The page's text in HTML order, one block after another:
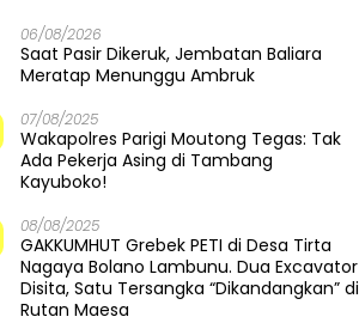
06/08/2026
Saat Pasir Dikeruk, Jembatan Baliara
Meratap Menunggu Ambruk
07/08/2025
Wakapolres Parigi Moutong Tegas: Tak
Ada Pekerja Asing di Tambang
Kayuboko!
08/08/2025
GAKKUMHUT Grebek PETI di Desa Tirta
Nagaya Bolano Lambunu. Dua Excavator
Disita, Satu Tersangka “Dikandangkan” di
Rutan Maesa